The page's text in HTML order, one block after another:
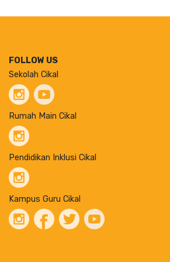
FOLLOW US
Sekolah Cikal
Rumah Main Cikal
Pendidikan Inklusi Cikal
Kampus Guru Cikal